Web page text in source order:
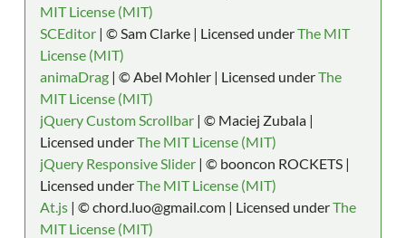
MIT License (MIT)
SCEditor | © Sam Clarke | Licensed underThe MIT
License (MIT)
animaDrag | © Abel Mohler | Licensed underThe
MIT License (MIT)
jQuery Custom Scrollbar | © Maciej Zubala |
Licensed underThe MIT License (MIT)
jQuery Responsive Slider | © booncon ROCKETS |
Licensed underThe MIT License (MIT)
At.js | © chord.luo@gmail.com | Licensed underThe
MIT License (MIT)